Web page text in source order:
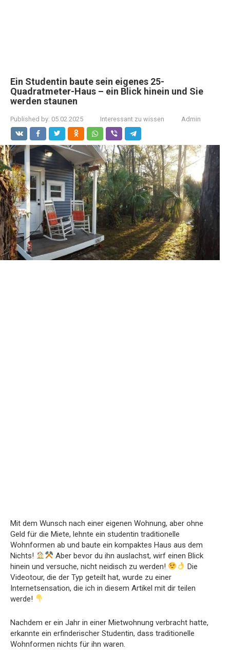
Ein Studentin baute sein eigenes 25-
Quadratmeter-Haus – ein Blick hinein und Sie
werden staunen
Published by: 05.02.2025 Interessant zu wissen Admin
Mit dem Wunsch nach einer eigenen Wohnung, aber ohne
Geld für die Miete, lehnte ein studentin traditionelle
Wohnformen ab und baute ein kompaktes Haus aus dem
Nichts!
Aber bevor du ihn auslachst, wirf einen Blick
hinein und versuche, nicht neidisch zu werden!
Die
Videotour, die der Typ geteilt hat, wurde zu einer
Internetsensation, die ich in diesem Artikel mit dir teilen
werde!
Nachdem er ein Jahr in einer Mietwohnung verbracht hatte,
erkannte ein erfinderischer Studentin, dass traditionelle
Wohnformen nichts für ihn waren.